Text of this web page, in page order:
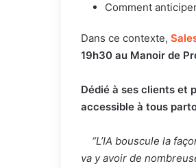
Comment
Dans ce contexte,
19h30 au Manoir de
Dédié à ses clients et
accessible à tous
“L’IA bouscule la
va y avoir de